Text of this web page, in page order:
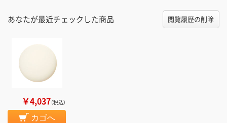
あなたが最近チェックした商品 閲覧履歴の削除
￥4,037（税込）
カゴへ